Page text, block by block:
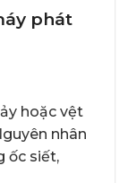
phát
hoặc vệt
nhân
ốc siết,